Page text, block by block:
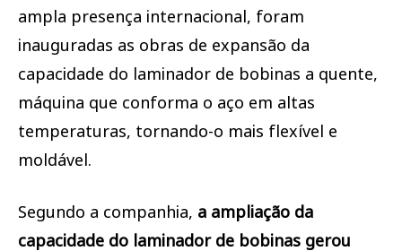
ampla presença internacional, foram
inauguradas as obras de expansão da
capacidade do laminador de bobinas a quente,
máquina que conforma o aço em altas
temperaturas, tornando-o mais flexível e
moldável.
Segundo a companhia, a ampliação da
capacidade do laminador de bobinas gerou